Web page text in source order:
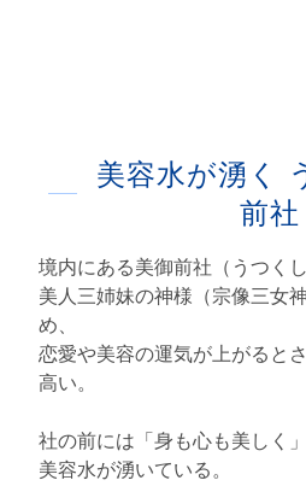
美容水が湧く
前社
境内にある美御前社（うつく
美人三姉妹の神様（宗像三女
め、
恋愛や美容の運気が上がると
高い。
社の前には「身も心も美しく
美容水が湧いている。